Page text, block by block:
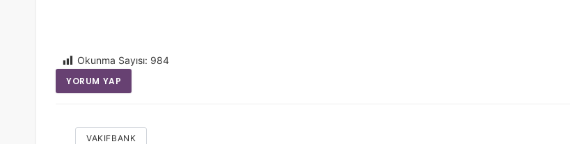
Okunma Sayısı: 984
YORUM YAP
VAKIFBANK